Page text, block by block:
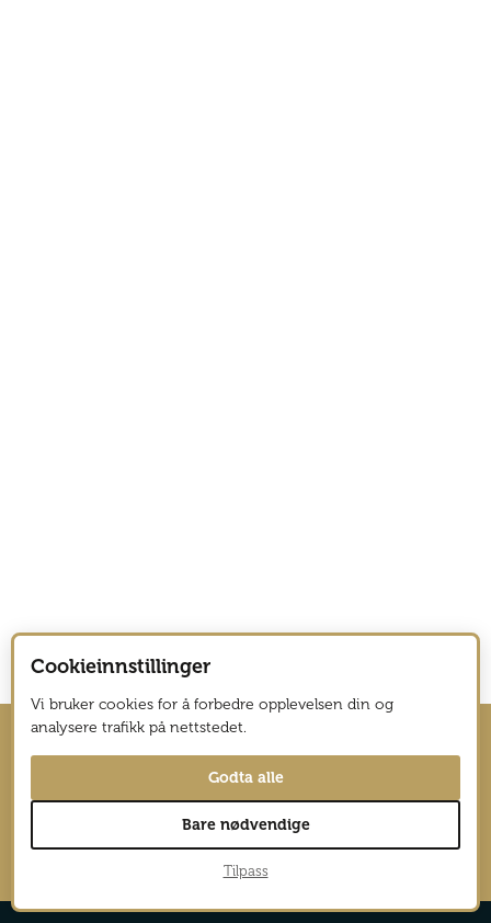
Hold deg oppdatert med nyhetsbrev
fra Vagabond Reiselyst
Cookieinnstillinger
Vi bruker cookies for å forbedre opplevelsen din og
analysere trafikk på nettstedet.
Godta alle
Bare nødvendige
Tilpass